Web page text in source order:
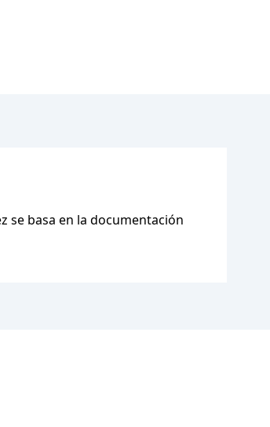
se basa en la documentación